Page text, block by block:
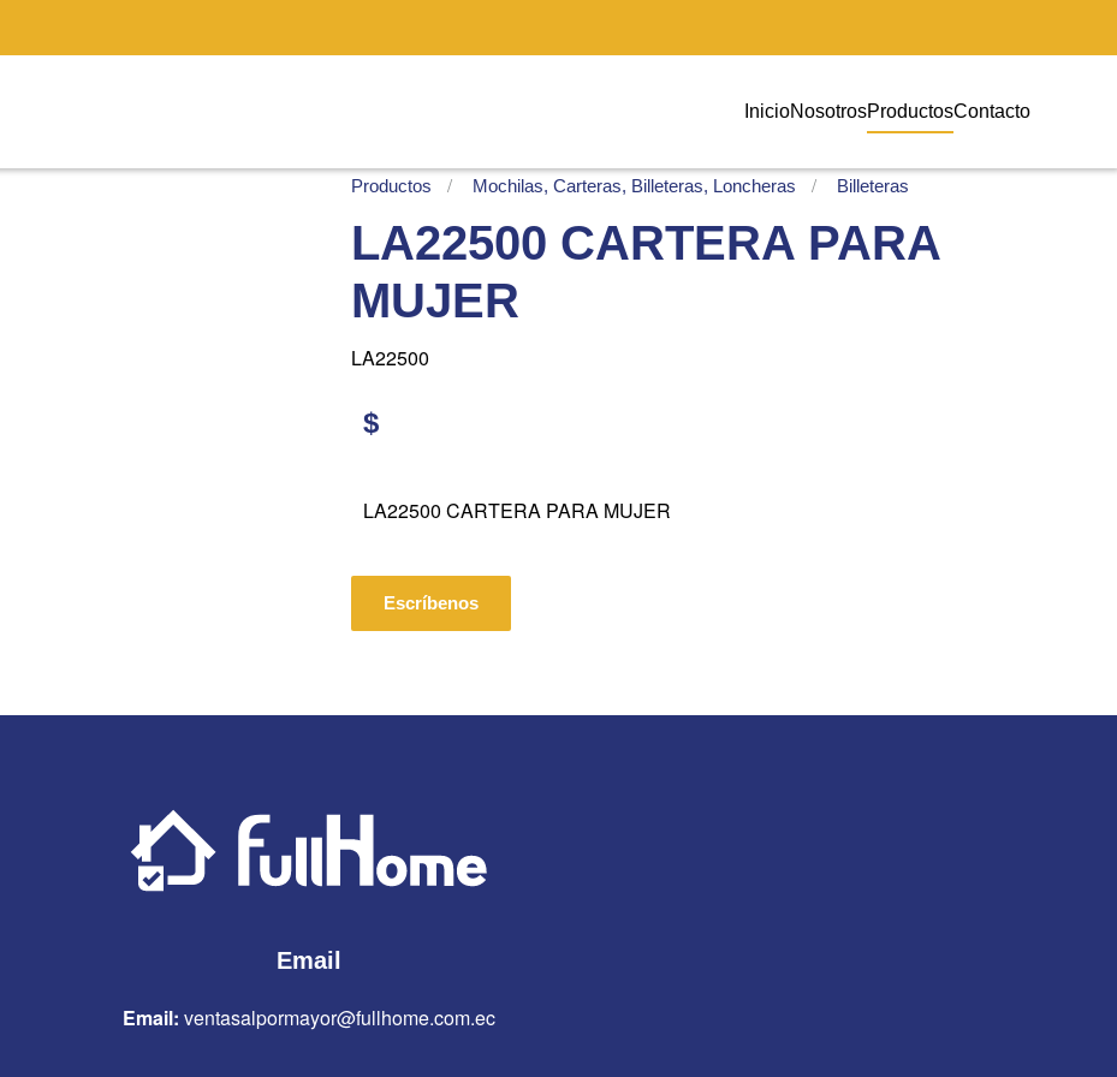
InicioNosotrosProductosContacto
Productos Mochilas, Carteras, Billeteras, Loncheras Billeteras
LA22500 CARTERA PARA
MUJER
LA22500
$
LA22500 CARTERA PARA MUJER
Escríbenos
Email
Email: ventasalpormayor@fullhome.com.ec